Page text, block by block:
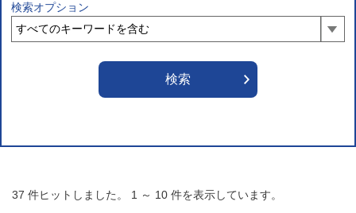
検索オプション
37 件ヒットしました。 1 ～ 10 件を表示しています。